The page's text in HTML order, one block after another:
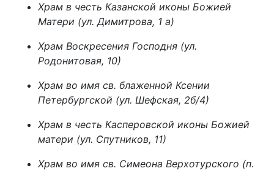
Храм в честь Казанской иконы Божией
Матери (ул. Димитрова, 1 а)
Храм Воскресения Господня (ул.
Родонитовая, 10)
Храм во имя св. блаженной Ксении
Петербургской (ул. Шефская, 2б/4)
Храм в честь Касперовской иконы Божией
матери (ул. Спутников, 11)
Храм во имя св. Симеона Верхотурского (п.